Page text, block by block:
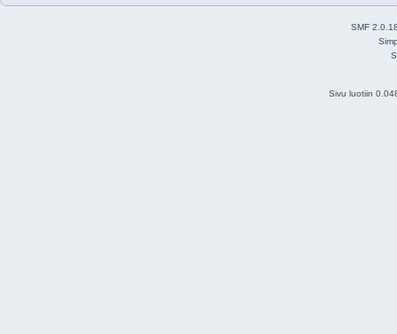
SMF
Sivu luotiin